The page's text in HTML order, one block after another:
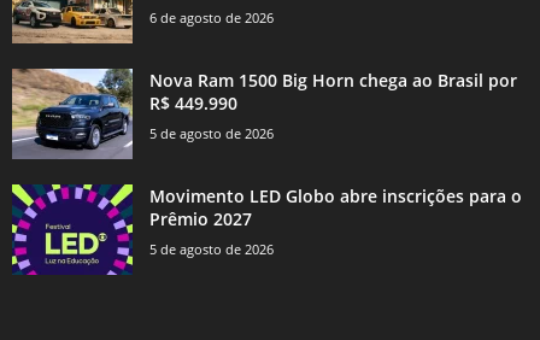
6 de agosto de 2026
Nova Ram 1500 Big Horn chega ao Brasil por
R$ 449.990
5 de agosto de 2026
Movimento LED Globo abre inscrições para o
Prêmio 2027
5 de agosto de 2026